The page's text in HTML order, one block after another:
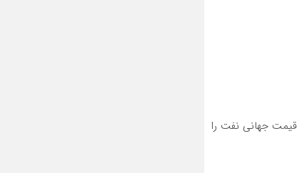
قیمت جهانی نفت را